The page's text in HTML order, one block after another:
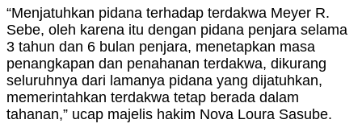
“Menjatuhkan pidana terhadap terdakwa Meyer R.
Sebe, oleh karena itu dengan pidana penjara selama
3 tahun dan 6 bulan penjara, menetapkan masa
penangkapan dan penahanan terdakwa, dikurang
seluruhnya dari lamanya pidana yang dijatuhkan,
memerintahkan terdakwa tetap berada dalam
tahanan,” ucap majelis hakim Nova Loura Sasube.